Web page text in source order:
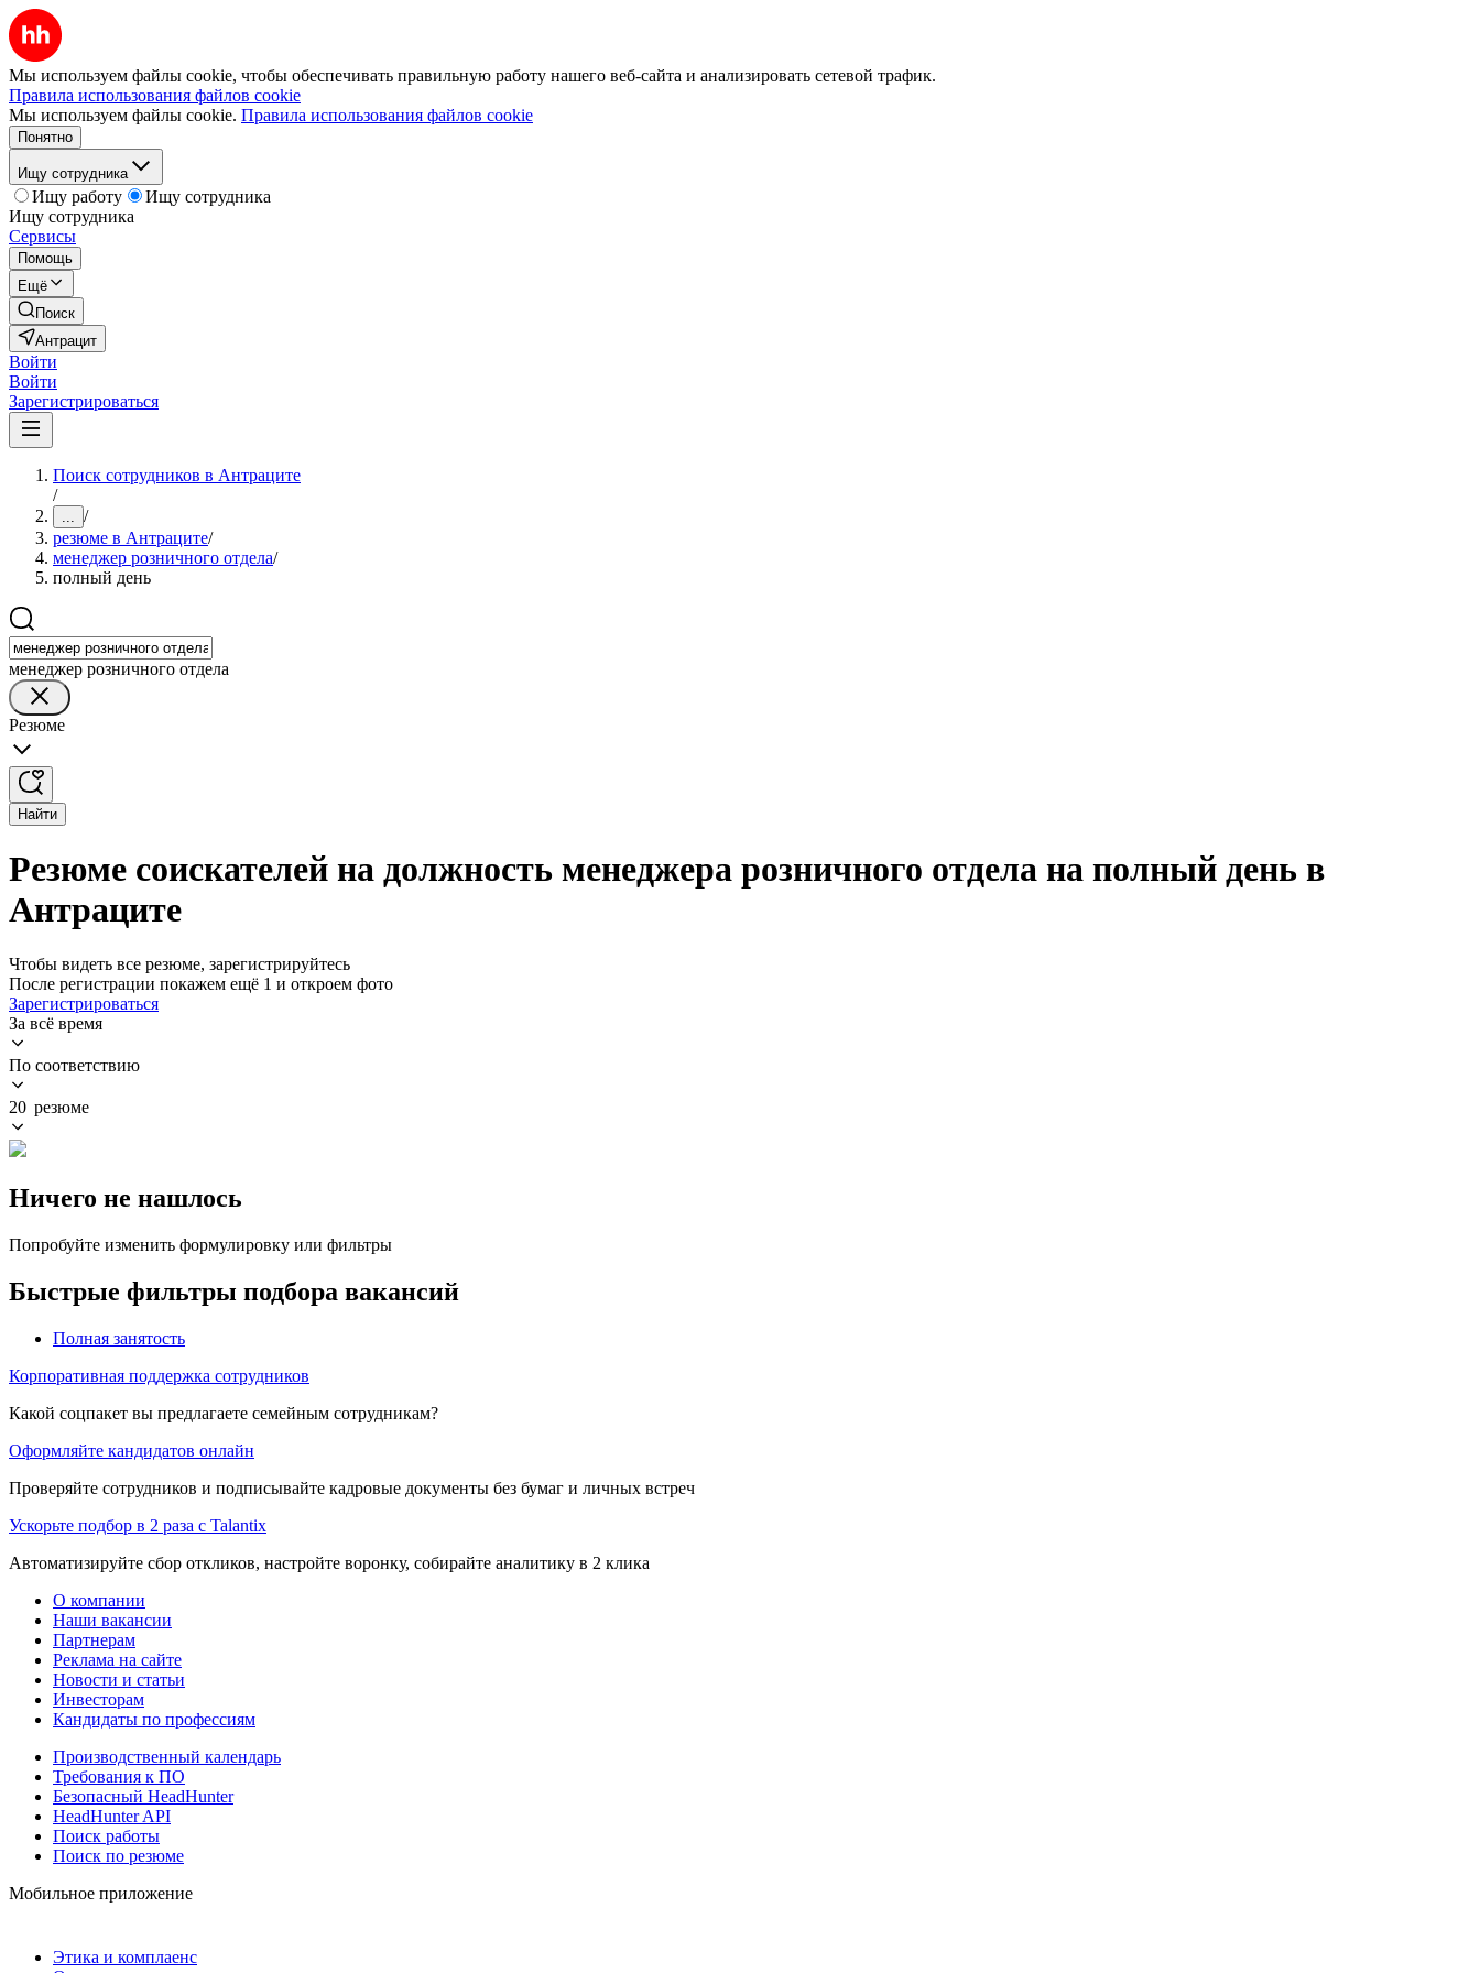
Мы используем файлы cookie, чтобы обеспечивать правильную работу нашего веб-сайта и анализировать сетевой трафик.
Правила использования файлов cookie
Мы используем файлы cookie. Правила использования файлов cookie
Понятно
Ищу сотрудника
Ищу работу
Ищу сотрудника
Ищу сотрудника
Сервисы
Помощь
Ещё
Поиск
Антрацит
Войти
Войти
Зарегистрироваться
Поиск сотрудников в Антраците
/
... /
резюме в Антраците/
менеджер розничного отдела/
полный день
менеджер розничного отдела
Резюме
Найти
Резюме соискателей на должность менеджера розничного отдела на полный день в
Антраците
Чтобы видеть все резюме, зарегистрируйтесь
После регистрации покажем ещё 1 и откроем фото
Зарегистрироваться
За всё время
По соответствию
20 резюме
Ничего не нашлось
Попробуйте изменить формулировку или фильтры
Быстрые фильтры подбора вакансий
Полная занятость
Корпоративная поддержка сотрудников
Какой соцпакет вы предлагаете семейным сотрудникам?
Оформляйте кандидатов онлайн
Проверяйте сотрудников и подписывайте кадровые документы без бумаг и личных встреч
Ускорьте подбор в 2 раза с Talantix
Автоматизируйте сбор откликов, настройте воронку, собирайте аналитику в 2 клика
О компании
Наши вакансии
Партнерам
Реклама на сайте
Новости и статьи
Инвесторам
Кандидаты по профессиям
Производственный календарь
Требования к ПО
Безопасный HeadHunter
HeadHunter API
Поиск работы
Поиск по резюме
Мобильное приложение
Этика и комплаенс